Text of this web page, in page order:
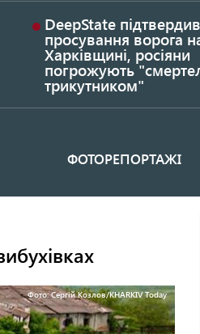
DeepState підтвердив
просування ворога
Харківщині, росіяни
погрожують
трикутником"
ФОТОРЕПОРТАЖІ
Фото: Сергій Козлов/KHARKIV Today